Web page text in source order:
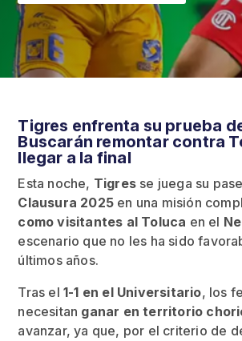
Tigres enfrenta su prueba
Buscarán remontar contra
llegar a la final
Esta noche, Tigres se juega su
Clausura 2025 en una misión
como visitantes al Toluca en el
escenario que no les ha sido
últimos años.
Tras el1-1 en el Universitario, los
necesitan ganar en territorio
avanzar, ya que, por el criterio de